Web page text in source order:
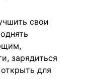
свои
зарядиться
для